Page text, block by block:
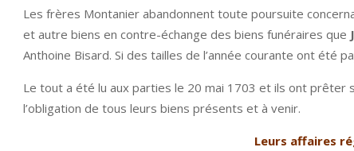
Les frères Montanier abandonnent toute poursuite
et autre biens en contre-échange des biens funéraires que
Anthoine Bisard. Si des tailles de l’année courante ont été
Le tout a été lu aux parties le 20 mai 1703 et ils ont
l’obligation de tous leurs biens présents et à venir.
Leurs affaires